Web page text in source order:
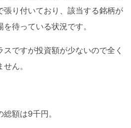
張り付いており、該当する銘柄が
待っている状況です。
ですが投資額が少ないので全く
ん。
額は9千円。